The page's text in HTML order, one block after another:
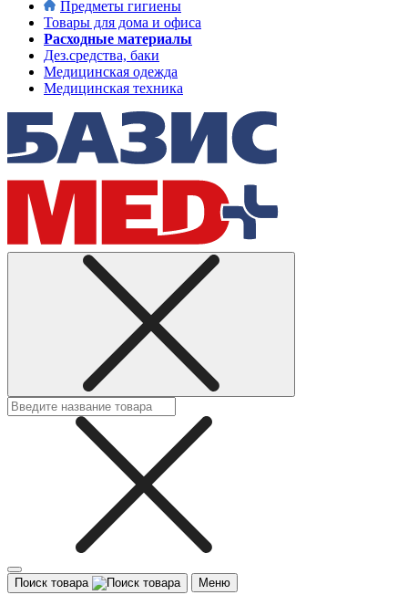
Предметы гигиены
Товары для дома и офиса
Расходные материалы
Дез.средства, баки
Медицинская одежда
Медицинская техника
Поиск товара Меню